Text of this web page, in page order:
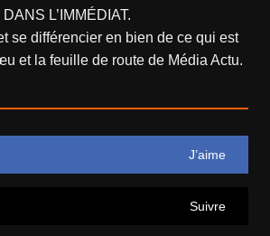
L’IMMÉDIAT.
se différencier en bien de ce qui est
et la feuille de route de Média Actu.
J’aime
Suivre